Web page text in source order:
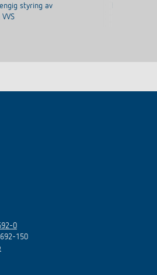
styring av
0
150